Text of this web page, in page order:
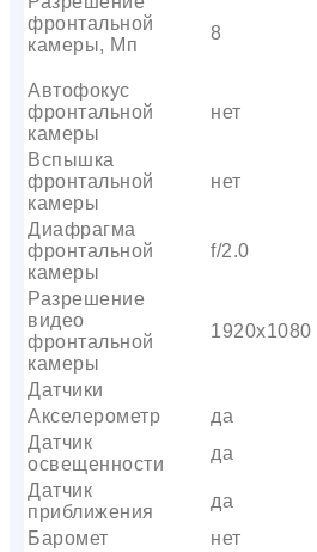
фронтальной
камеры, Мп
8
Автофокус
фронтальной
камеры
нет
Вспышка
фронтальной
камеры
нет
Диафрагма
фронтальной
камеры
f/2.0
Разрешение
видео
фронтальной
камеры
1920х1080
Датчики
Акселерометр
да
Датчик
освещенности
да
Датчик
приближения
да
Баромет
нет